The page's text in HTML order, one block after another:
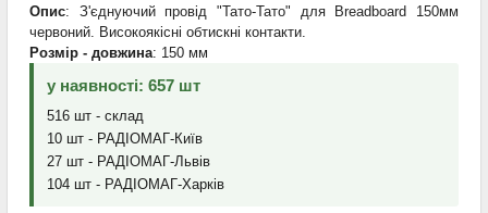
Опис: З'єднуючий провід "Тато-Тато" для Breadboard 150мм
червоний. Високоякісні обтискні контакти.
Розмір - довжина: 150 мм
у наявності: 657 шт
516 шт - склад
10 шт - РАДІОМАГ-Київ
27 шт - РАДІОМАГ-Львів
104 шт - РАДІОМАГ-Харків